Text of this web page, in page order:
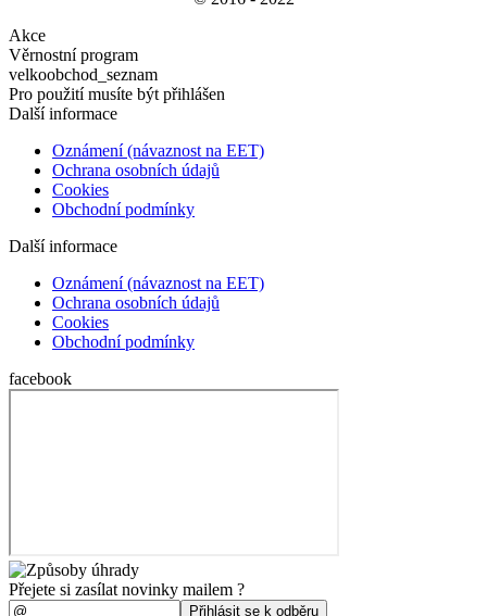
Akce
Věrnostní program
velkoobchod_seznam
Pro použití musíte být přihlášen
Další informace
Oznámení (návaznost na EET)
Ochrana osobních údajů
Cookies
Obchodní podmínky
Další informace
Oznámení (návaznost na EET)
Ochrana osobních údajů
Cookies
Obchodní podmínky
facebook
Přejete si zasílat novinky mailem ?